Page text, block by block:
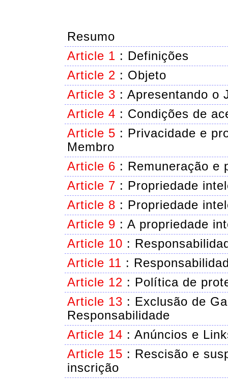
Resumo
Article 1 : Definições
Article 2 : Objeto
Article 3 : Apresentando o
Article 4 : Condições de
Article 5 : Privacidade e
Membro
Article 6 : Remuneração e
Article 7 : Propriedade
Article 8 : Propriedade
Article 9 : A propriedade
Article 10 :
Article 11 :
Article 12 : Política de
Article 13 : Exclusão de
Responsabilidade
Article 14 : Anúncios e
Article 15 : Rescisão e
inscrição